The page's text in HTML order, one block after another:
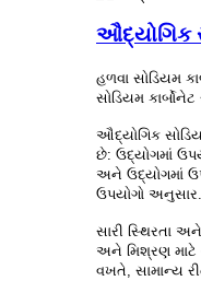
ઔદ્યોગિક
હળવા સોડિયમ
સોડિયમ
ઔદ્યોગિક
છે: ઉદ્યોગમાં
અને ઉદ્યોગમાં
ઉપયોગો અનુસાર.
સારી સ્થિરતા
અને મિશ્રણ માટે
વખતે, સામાન્ય